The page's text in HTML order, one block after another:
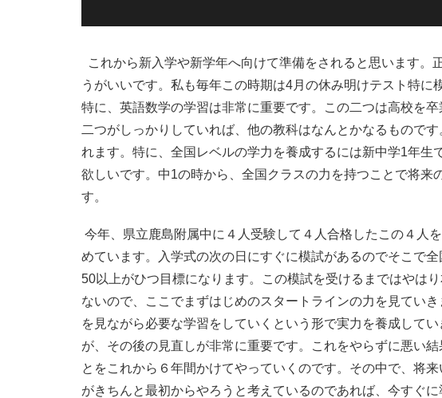
これから新入学や新学年へ向けて準備をされると思います。
うがいいです。私も毎年この時期は4月の休み明けテスト特に
特に、英語数学の学習は非常に重要です。この二つは高校を
二つがしっかりしていれば、他の教科はなんとかなるもので
れます。特に、全国レベルの学力を養成するには新中学1年生
欲しいです。中1の時から、全国クラスの力を持つことで将来
す。
今年、県立鹿島附属中に４人受験して４人合格したこの４人
めています。入学式の次の日にすぐに模試があるのでそこで
50以上がひつ目標になります。この模試を受けるまではやは
ないので、ここでまずはじめのスタートラインの力を見てい
を見ながら必要な学習をしていくという形で実力を養成して
が、その後の見直しが非常に重要です。これをやらずに悪い
とをこれから６年間かけてやっていくのです。その中で、将
がきちんと最初からやろうと考えているのであれば、今すぐ